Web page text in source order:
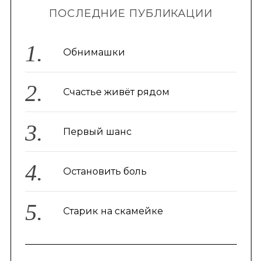
ПОСЛЕДНИЕ ПУБЛИКАЦИИ
Обнимашки
Счастье живёт рядом
Первый шанс
Остановить боль
Старик на скамейке